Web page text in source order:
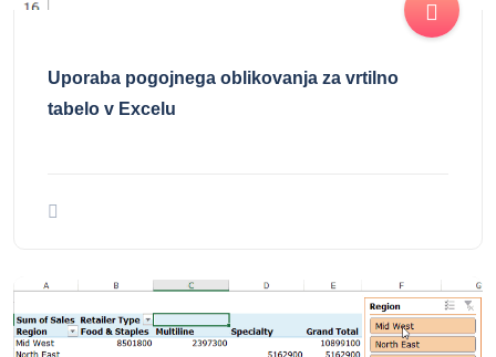
Uporaba pogojnega oblikovanja za vrtilno
tabelo v Excelu